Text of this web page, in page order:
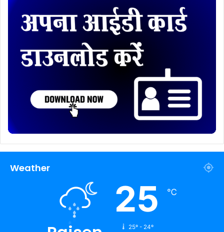
Weather
25 ℃
25º - 24º